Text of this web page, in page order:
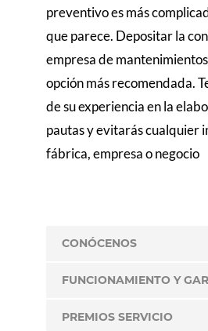
preventivo es más
que parece. Depositar la
empresa de
opción más recomendada.
de su experiencia en la
pautas y evitarás cualquier
fábrica, empresa o negocio
CONÓCENOS
FUNCIONAMIENTO Y
PREMIOS SERVICIO